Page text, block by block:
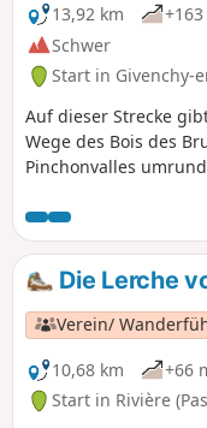
13,92 km
Schwer
Start in Givenchy-
Auf dieser Strecke
Wege des Bois des
Pinchonvalles
Die Lerche
Verein/
10,68 km
+66
Start in Rivière